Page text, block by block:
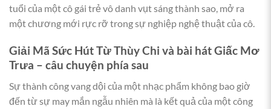
tuổi của một cô gái trẻ vô danh vụt sáng thành sao, mở ra
một chương mới rực rỡ trong sự nghiệp nghệ thuật của cô.
Giải Mã Sức Hút Từ Thùy Chi và bài hát Giấc Mơ
Trưa – câu chuyện phía sau
Sự thành công vang dội của một nhạc phẩm không bao giờ
đến từ sự may mắn ngẫu nhiên mà là kết quả của một công